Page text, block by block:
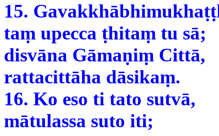
15.
taṃ upecca ṭhitaṃ tu sā;
disvāna Gāmaṇiṃ Cittā,
rattacittāha dāsikaṃ.
16. Ko eso ti tato sutvā,
mātulassa suto iti;